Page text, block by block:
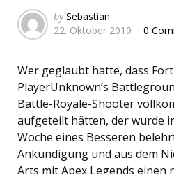
Posted
by
by Sebastian
22. Oktober 2019
0
Wer geglaubt hatte, dass
PlayerUnknown’s
Battle-Royale-Shooter
aufgeteilt hätten, der wurde
Woche eines Besseren
Ankündigung und aus dem
Arts mit Apex Legends